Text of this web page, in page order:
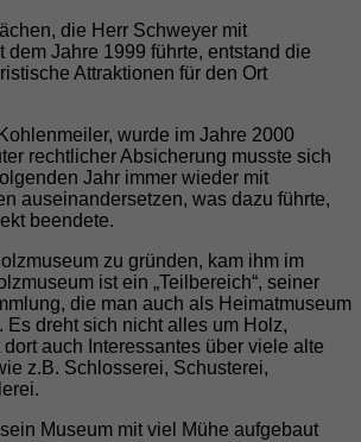
die Herr Schweyer mit
dem Jahre 1999 führte, entstand die
Attraktionen für den Ort
wurde im Jahre 2000
rechtlicher Absicherung musste sich
Jahr immer wieder mit
auseinandersetzen, was dazu führte,
beendete.
zu gründen, kam ihm im
ist ein „Teilbereich“, seiner
die man auch als Heimatmuseum
Es dreht sich nicht alles um Holz,
auch Interessantes über viele alte
z.B. Schlosserei, Schusterei,
Museum mit viel Mühe aufgebaut